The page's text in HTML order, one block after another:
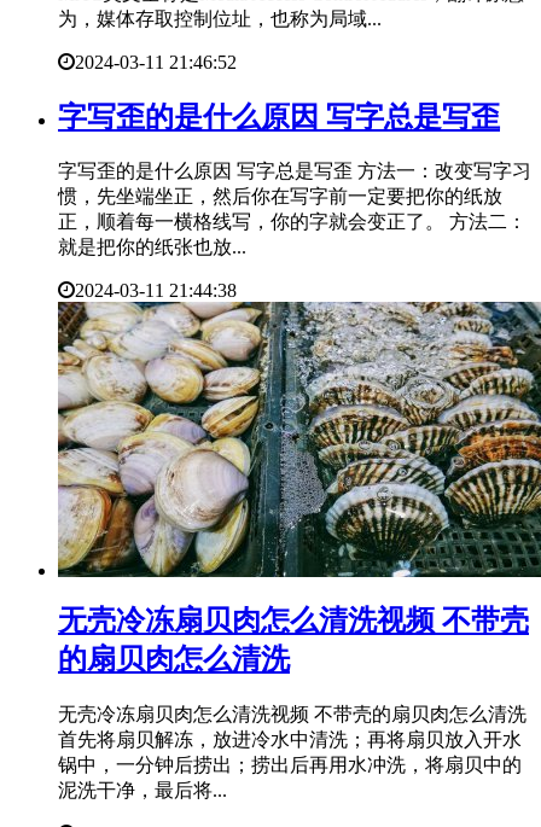
为，媒体存取控制位址，也称为局域...
2024-03-11 21:46:52
​字写歪的是什么原因 写字总是写歪
字写歪的是什么原因 写字总是写歪 方法一：改变写字习
惯，先坐端坐正，然后你在写字前一定要把你的纸放
正，顺着每一横格线写，你的字就会变正了。 方法二：
就是把你的纸张也放...
2024-03-11 21:44:38
​无壳冷冻扇贝肉怎么清洗视频 不带壳
的扇贝肉怎么清洗
无壳冷冻扇贝肉怎么清洗视频 不带壳的扇贝肉怎么清洗
首先将扇贝解冻，放进冷水中清洗；再将扇贝放入开水
锅中，一分钟后捞出；捞出后再用水冲洗，将扇贝中的
泥洗干净，最后将...